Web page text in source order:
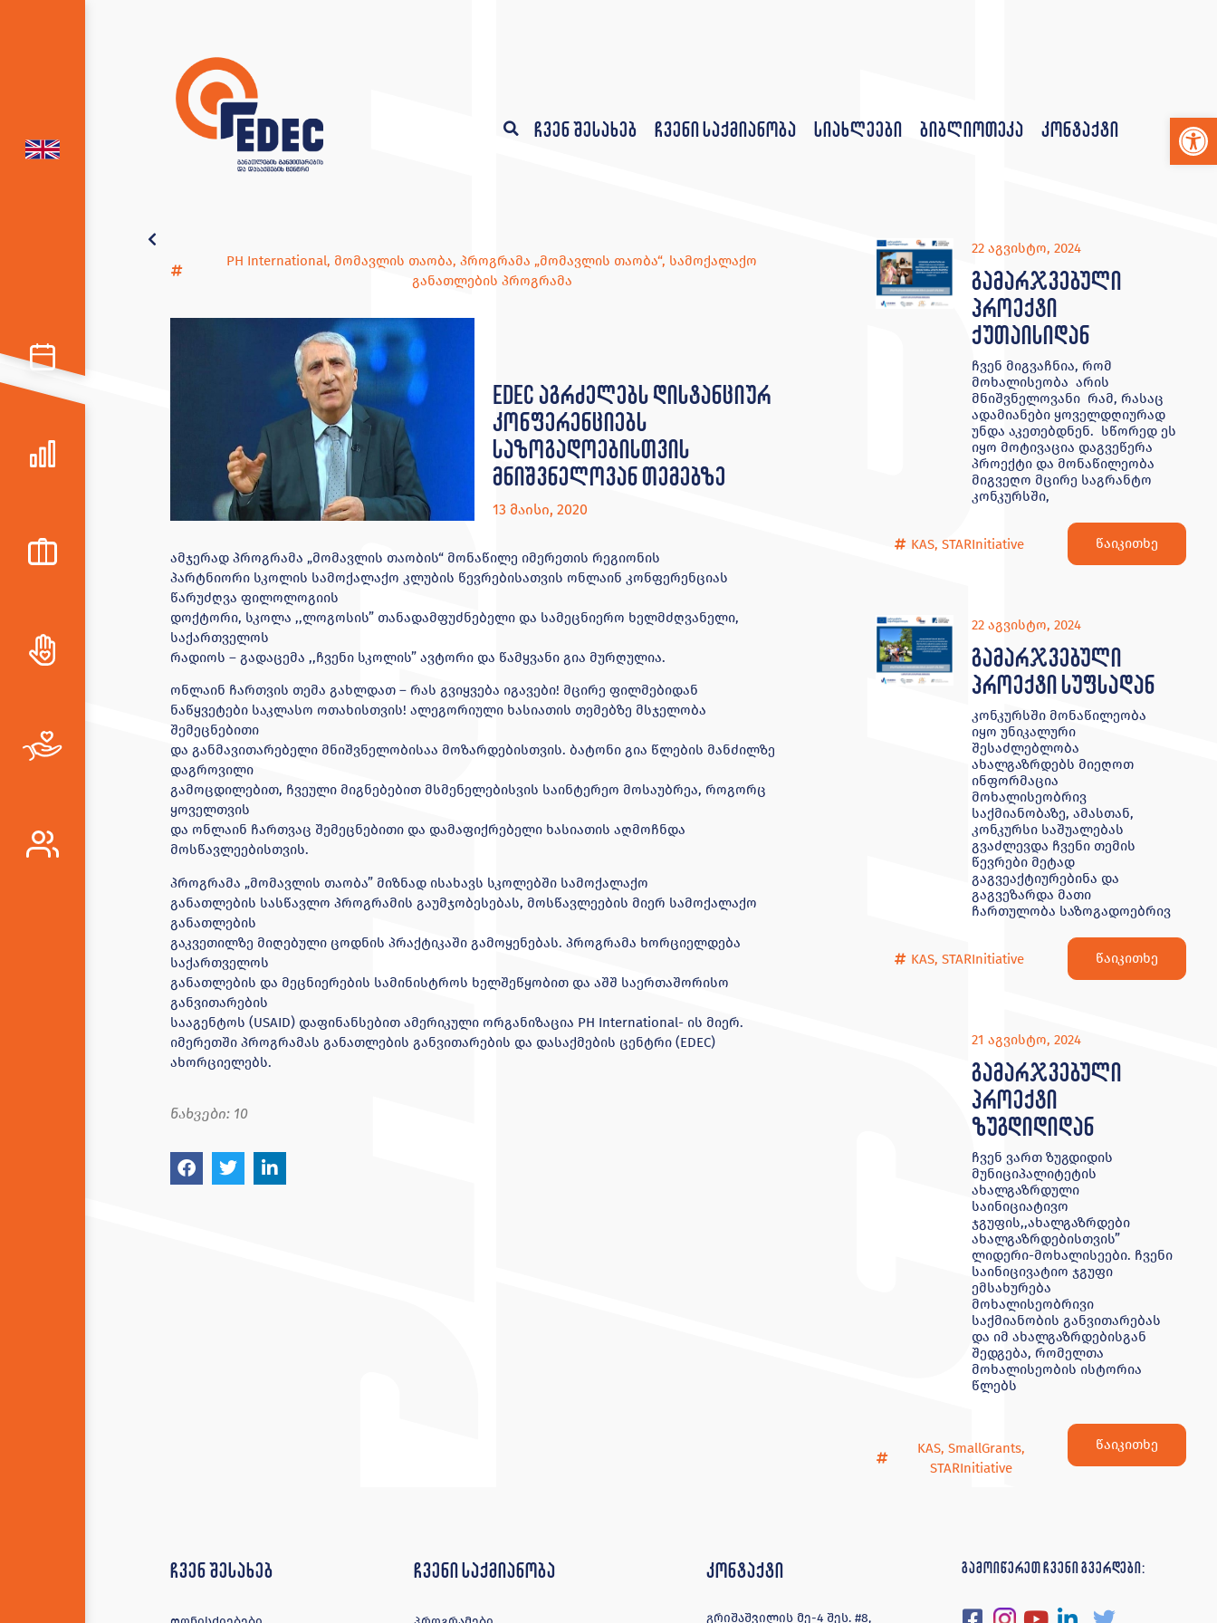
ჩვენ შესახებ ჩვენი საქმიანობა სიახლეები ბიბლიოთეკა კონტაქტი
PH International, მომავლის თაობა,პროგრამა „მომავლის თაობა“, სამოქალაქო
განათლების პროგრამა
EDEC აგრძელებს დისტანციურ
კონფერენციებს
საზოგადოებისთვის
მნიშვნელოვან თემებზე
13 მაისი, 2020
ამჯერად პროგრამა „მომავლის თაობის“ მონაწილე იმერეთის რეგიონის
პარტნიორი სკოლის სამოქალაქო კლუბის წევრებისათვის ონლაინ კონფერენციას
წარუძღვა ფილოლოგიის
დოქტორი, სკოლა ,,ლოგოსის” თანადამფუძნებელი და სამეცნიერო ხელმძღვანელი,
საქართველოს
რადიოს – გადაცემა ,,ჩვენი სკოლის” ავტორი და წამყვანი გია მურღულია.
ონლაინ ჩართვის თემა გახლდათ – რას გვიყვება იგავები! მცირე ფილმებიდან
ნაწყვეტები საკლასო ოთახისთვის! ალეგორიული ხასიათის თემებზე მსჯელობა
შემეცნებითი
და განმავითარებელი მნიშვნელობისაა მოზარდებისთვის. ბატონი გია წლების მანძილზე
დაგროვილი
გამოცდილებით, ჩვეული მიგნებებით მსმენელებისვის საინტერეო მოსაუბრეა, როგორც
ყოველთვის
და ონლაინ ჩართვაც შემეცნებითი და დამაფიქრებელი ხასიათის აღმოჩნდა
მოსწავლეებისთვის.
პროგრამა „მომავლის თაობა” მიზნად ისახავს სკოლებში სამოქალაქო
განათლების სასწავლო პროგრამის გაუმჯობესებას, მოსწავლეების მიერ სამოქალაქო
განათლების
გაკვეთილზე მიღებული ცოდნის პრაქტიკაში გამოყენებას. პროგრამა ხორციელდება
საქართველოს
განათლების და მეცნიერების სამინისტროს ხელშეწყობით და აშშ საერთაშორისო
განვითარების
სააგენტოს (USAID) დაფინანსებით ამერიკული ორგანიზაცია PH International- ის მიერ.
იმერეთში პროგრამას განათლების განვითარების და დასაქმების ცენტრი (EDEC)
ახორციელებს.
ნახვები: 10
22 აგვისტო, 2024
გამარჯვებული
პროექტი
ქუთაისიდან
ჩვენ მიგვაჩნია, რომ
მოხალისეობა არის
მნიშვნელოვანი რამ, რასაც
ადამიანები ყოველდღიურად
უნდა აკეთებდნენ. სწორედ ეს
იყო მოტივაცია დაგვეწერა
პროექტი და მონაწილეობა
მიგვეღო მცირე საგრანტო
კონკურსში,
KAS,STARInitiative წაიკითხე
22 აგვისტო, 2024
გამარჯვებული
პროექტი სუფსადან
კონკურსში მონაწილეობა
იყო უნიკალური
შესაძლებლობა
ახალგაზრდებს მიეღოთ
ინფორმაცია
მოხალისეობრივ
საქმიანობაზე, ამასთან,
კონკურსი საშუალებას
გვაძლევდა ჩვენი თემის
წევრები მეტად
გაგვეაქტიურებინა და
გაგვეზარდა მათი
ჩართულობა საზოგადოებრივ
KAS,STARInitiative წაიკითხე
21 აგვისტო, 2024
გამარჯვებული
პროექტი
ზუგდიდიდან
ჩვენ ვართ ზუგდიდის
მუნიციპალიტეტის
ახალგაზრდული
საინიციატივო
ჯგუფის,,ახალგაზრდები
ახალგაზრდებისთვის”
ლიდერი-მოხალისეები. ჩვენი
საინიცივატიო ჯგუფი
ემსახურება
მოხალისეობრივი
საქმიანობის განვითარებას
და იმ ახალგაზრდებისგან
შედგება, რომელთა
მოხალისეობის ისტორია
წლებს
KAS, SmallGrants,
STARInitiative
წაიკითხე
ჩვენ შესახებ ჩვენი საქმიანობა კონტაქტი
გრიშაშვილის მე-4 შეს. #8,
გამოიწერეთ ჩვენი გვერდები: